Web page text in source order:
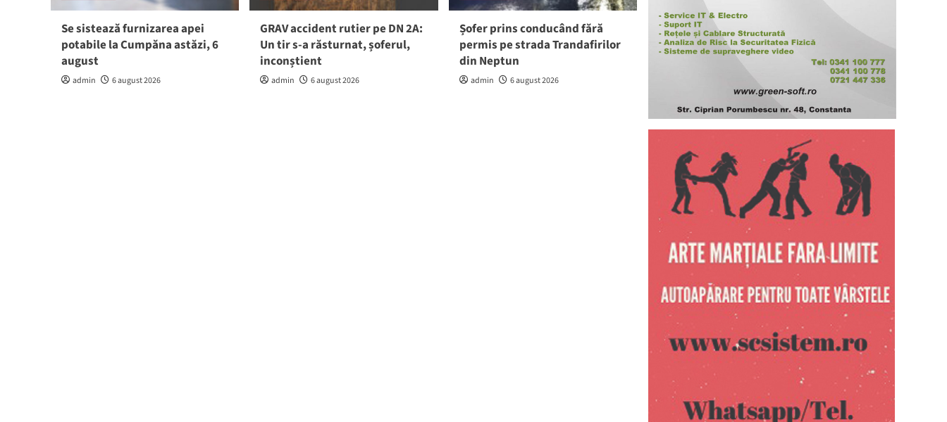
Se sistează furnizarea apei
potabile la Cumpăna astăzi, 6
august
admin 6 august 2026
GRAV accident rutier pe DN 2A:
Un tir s-a răsturnat, șoferul,
inconștient
admin 6 august 2026
Șofer prins conducând fără
permis pe strada Trandafirilor
din Neptun
admin 6 august 2026